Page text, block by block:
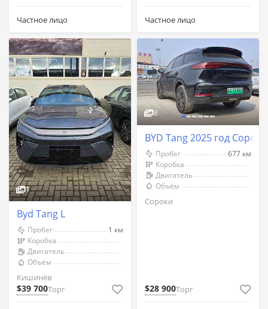
Частное лицо Частное лицо
1
Byd Tang L
Пробег
1 км
Коробка
Двигатель
Объём
Кишинёв
$39 700Торг
8
BYD Tang 2025 год Сороки
Пробег
677 км
Коробка
Двигатель
Объём
Сороки
$28 900Торг